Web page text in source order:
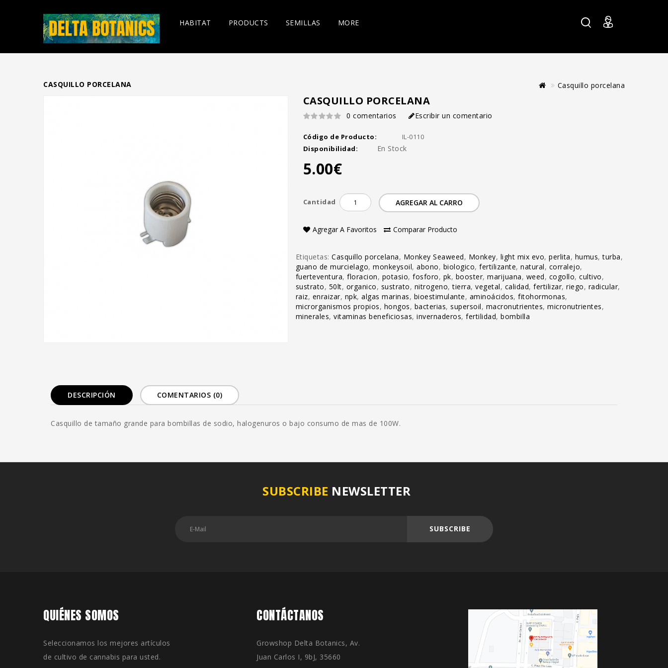
HABITAT PRODUCTS SEMILLAS MORE
CASQUILLO PORCELANA Casquillo porcelana
CASQUILLO PORCELANA
0 comentarios Escribir un comentario
Código de Producto:
IL-0110
Disponibilidad:
En Stock
5.00€
Cantidad AGREGAR AL CARRO
Agregar A Favoritos Comparar Producto
DESCRIPCIÓN COMENTARIOS (0)
Casquillo de tamaño grande para bombillas de sodio, halogenuros o bajo consumo de mas de 100W.
Etiquetas:Casquillo porcelana, Monkey Seaweed, Monkey, light mix evo,perlita, humus,turba,
guano de murcielago,monkeysoil,abono, biologico,fertilizante,natural, corralejo,
fuerteventura,floracion, potasio,fosforo, pk, booster,marijuana, weed, cogollo,cultivo,
sustrato, 50lt, organico, sustrato, nitrogeno,tierra,vegetal, calidad,fertilizar,riego, radicular,
raiz, enraizar, npk,algas marinas, bioestimulante, aminoácidos,fitohormonas,
microrganismos propios, hongos, bacterias,supersoil, macronutrientes,micronutrientes,
minerales,vitaminas beneficiosas,invernaderos,fertilidad,bombilla
SUBSCRIBE NEWSLETTER
SUBSCRIBE
QUIÉNES SOMOS
Seleccionamos los mejores artículos
de cultivo de cannabis para usted.
CONTÁCTANOS
Growshop Delta Botanics, Av.
Juan Carlos I, 9bJ, 35660